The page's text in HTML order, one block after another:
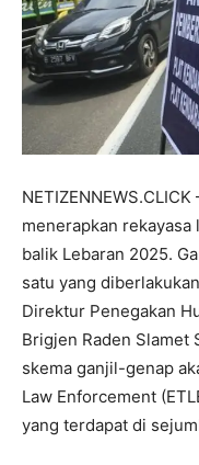
menerapkan
balik Lebaran 2025.
satu yang
Direktur Penegakan
Brigjen Raden Slamet
skema ganjil-genap
Law Enforcement
yang terdapat di